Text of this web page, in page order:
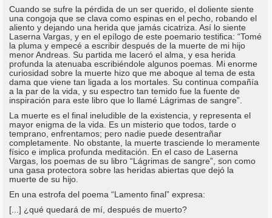
Cuando se sufre la pérdida de un ser querido, el doliente siente
una congoja que se clava como espinas en el pecho, robando el
aliento y dejando una herida que jamás cicatriza. Así lo siente
Laserna Vargas, y en el epílogo de este poemario testifica: “Tomé
la pluma y empecé a escribir después de la muerte de mi hijo
menor Andreas. Su partida me laceró el alma, y esa herida
profunda la atenuaba escribiéndole algunos poemas. Mi enorme
curiosidad sobre la muerte hizo que me aboque al tema de esta
dama que viene tan ligada a los mortales. Su continua compañía
a la par de la vida, y su espectro tan temido fue la fuente de
inspiración para este libro que lo llamé Lágrimas de sangre”.
La muerte es el final ineludible de la existencia, y representa el
mayor enigma de la vida. Es un misterio que todos, tarde o
temprano, enfrentamos; pero nadie puede desentrañar
completamente. No obstante, la muerte trasciende lo meramente
físico e implica profunda meditación. En el caso de Laserna
Vargas, los poemas de su libro “Lágrimas de sangre”, son como
una gasa protectora sobre las heridas abiertas que dejó la
muerte de su hijo.
En una estrofa del poema “Lamento final” expresa:
[...] ¿qué quedará de mí, después de muerto?